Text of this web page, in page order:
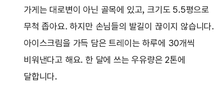
가게는 대로변이 아닌 골목에 있고, 크기도 5.5평으로
무척 좁아요. 하지만 손님들의 발길이 끊이지 않습니다.
아이스크림을 가득 담은 트레이는 하루에 30개씩
비워낸다고 해요. 한 달에 쓰는 우유량은 2톤에
달합니다.